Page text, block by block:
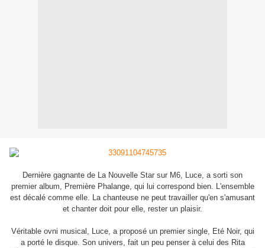
Dernière gagnante de La Nouvelle Star sur M6, Luce, a sorti son
premier album, Première Phalange, qui lui correspond bien. L'ensemble
est décalé comme elle. La chanteuse ne peut travailler qu'en s'amusant
et chanter doit pour elle, rester un plaisir.
Véritable ovni musical, Luce, a proposé un premier single, Eté Noir, qui
a porté le disque. Son univers, fait un peu penser à celui des Rita